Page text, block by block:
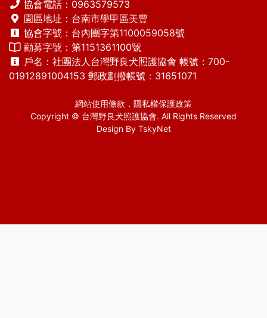
協會電話： 0963579573
園區地址：台南市學甲區美豐
協會字號：台內團字第1100059058號
勸募字號：第1151361100號
戶名：社團法人台灣野良犬照護協會 帳號：700-
01912891004153 郵政劃撥帳號：31651071
網站使用條款 ． 隱私權保護政策
Copyright © 台灣野良犬照護協會. All Rights Reserved
Design By TskyNet